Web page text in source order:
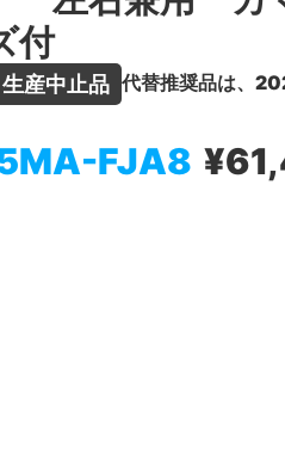
付
産中止品 代替推奨品は、
FJA8